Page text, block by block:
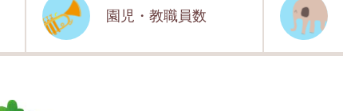
園児・教職員数